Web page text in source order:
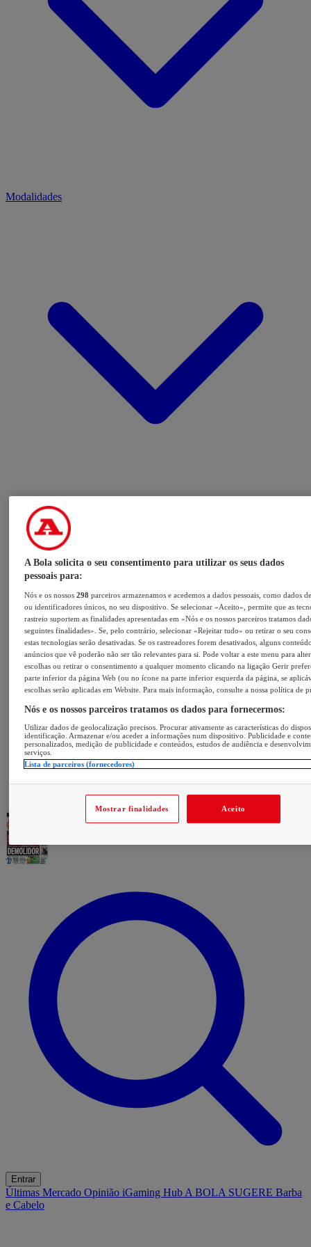
Modalidades
Entrar
Últimas Mercado Opinião iGaming Hub A BOLA SUGERE Barba
e Cabelo
A Bola solicita o seu consentimento para utilizar os seus dados
pessoais para:
Nós e os nossos298 parceiros armazenamos e acedemos a dados pessoais, como dados
ou identificadores únicos, no seu dispositivo. Se selecionar «Aceito», permite que as
rastreio suportem as finalidades apresentadas em «Nós e os nossos parceiros tratamos
seguintes finalidades». Se, pelo contrário, selecionar «Rejeitar tudo» ou retirar o seu
estas tecnologias serão desativadas. Se os rastreadores forem desativados, alguns
anúncios que vê poderão não ser tão relevantes para si. Pode voltar a este menu para
escolhas ou retirar o consentimento a qualquer momento clicando na ligação Gerir
parte inferior da página Web (ou no ícone na parte inferior esquerda da página, se
escolhas serão aplicadas em Website. Para mais informação, consulte a nossa política de
Nós e os nossos parceiros tratamos os dados para fornecermos:
Utilizar dados de geolocalização precisos. Procurar ativamente as características do
identificação. Armazenar e/ou aceder a informações num dispositivo. Publicidade e
personalizados, medição de publicidade e conteúdos, estudos de audiência e
serviços.
Lista de parceiros (fornecedores)
Mostrar finalidades Aceito